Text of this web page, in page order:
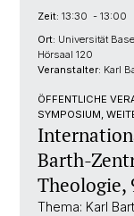
Zeit: 13:30 - 13:00
Ort: Universität
Hörsaal 120
Veranstalter: Karl
ÖFFENTLICHE
SYMPOSIUM,
Barth-
Theologie,
Thema: Karl